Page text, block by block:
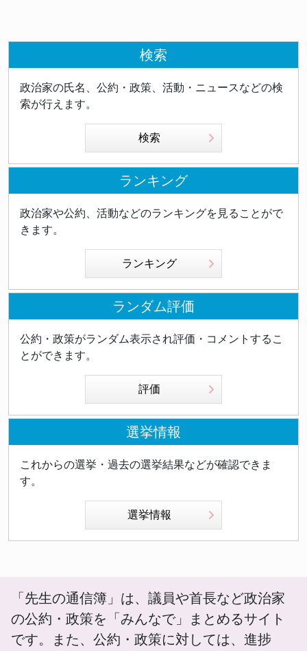
検索
政治家の氏名、公約・政策、活動・ニュースなどの検
索が行えます。
検索
ランキング
政治家や公約、活動などのランキングを見ることがで
きます。
ランキング
ランダム評価
公約・政策がランダム表示され評価・コメントするこ
とができます。
評価
選挙情報
これからの選挙・過去の選挙結果などが確認できま
す。
選挙情報
「先生の通信簿」は、議員や首長など政治家
の公約・政策を「みんなで」まとめるサイト
です。また、公約・政策に対しては、進捗